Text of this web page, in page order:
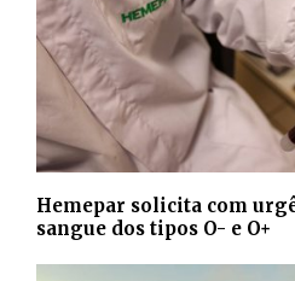
Hemepar solicita com
sangue dos tipos O- e O+